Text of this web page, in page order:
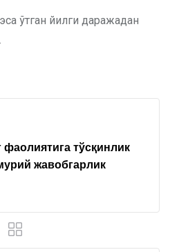
ўтган йилги даражадан
тўсқинлик
жавобгарлик